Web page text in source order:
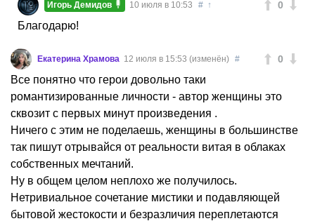
0
Игорь Демидов 10 июля в 10:53 # ↑
Благодарю!
0
Екатерина Храмова 12 июля в 15:53 (изменён) #
Все понятно что герои довольно таки
романтизированные личности - автор женщины это
сквозит с первых минут произведения .
Ничего с этим не поделаешь, женщины в большинстве
так пишут отрывайся от реальности витая в облаках
собственных мечтаний.
Ну в общем целом неплохо же получилось.
Нетривиальное сочетание мистики и подавляющей
бытовой жестокости и безразличия переплетаются